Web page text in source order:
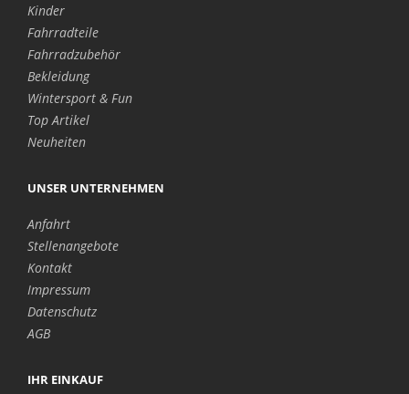
Kinder
Fahrradteile
Fahrradzubehör
Bekleidung
Wintersport & Fun
Top Artikel
Neuheiten
UNSER UNTERNEHMEN
Anfahrt
Stellenangebote
Kontakt
Impressum
Datenschutz
AGB
IHR EINKAUF